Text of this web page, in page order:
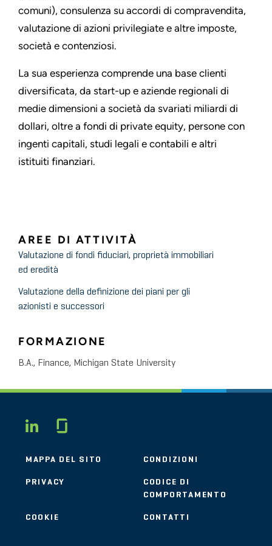
comuni), consulenza su accordi di compravendita,
valutazione di azioni privilegiate e altre imposte,
società e contenziosi.
La sua esperienza comprende una base clienti
diversificata, da start-up e aziende regionali di
medie dimensioni a società da svariati miliardi di
dollari, oltre a fondi di private equity, persone con
ingenti capitali, studi legali e contabili e altri
istituiti finanziari.
AREE DI ATTIVITÀ
Valutazione di fondi fiduciari, proprietà immobiliari
ed eredità
Valutazione della definizione dei piani per gli
azionisti e successori
FORMAZIONE
B.A., Finance, Michigan State University
LINKEDIN
MAPPA DEL SITO CONDIZIONI
PRIVACY
CODICE DI
COMPORTAMENTO
COOKIE CONTATTI